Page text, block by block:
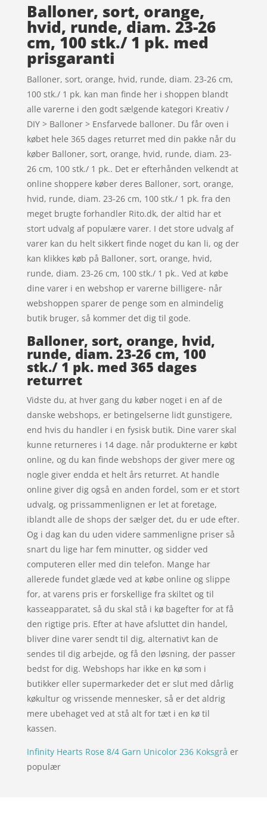
Balloner, sort, orange,
hvid, runde, diam. 23-26
cm, 100 stk./ 1 pk. med
prisgaranti
Balloner, sort, orange, hvid, runde, diam. 23-26 cm,
100 stk./ 1 pk. kan man finde her i shoppen blandt
alle varerne i den godt sælgende kategori Kreativ /
DIY > Balloner > Ensfarvede balloner. Du får oven i
købet hele 365 dages returret med din pakke når du
køber Balloner, sort, orange, hvid, runde, diam. 23-
26 cm, 100 stk./ 1 pk.. Det er efterhånden velkendt at
online shoppere køber deres Balloner, sort, orange,
hvid, runde, diam. 23-26 cm, 100 stk./ 1 pk. fra den
meget brugte forhandler Rito.dk, der altid har et
stort udvalg af populære varer. I det store udvalg af
varer kan du helt sikkert finde noget du kan li, og der
kan klikkes køb på Balloner, sort, orange, hvid,
runde, diam. 23-26 cm, 100 stk./ 1 pk.. Ved at købe
dine varer i en webshop er varerne billigere- når
webshoppen sparer de penge som en almindelig
butik bruger, så kommer det dig til gode.
Balloner, sort, orange, hvid,
runde, diam. 23-26 cm, 100
stk./ 1 pk. med 365 dages
returret
Vidste du, at hver gang du køber noget i en af de
danske webshops, er betingelserne lidt gunstigere,
end hvis du handler i en fysisk butik. Dine varer skal
kunne returneres i 14 dage. når produkterne er købt
online, og du kan finde webshops der giver mere og
nogle giver endda et helt års returret. At handle
online giver dig også en anden fordel, som er et stort
udvalg, og prissammenlignen er let at foretage,
iblandt alle de shops der sælger det, du er ude efter.
Og i dag kan du uden videre sammenligne priser så
snart du lige har fem minutter, og sidder ved
computeren eller med din telefon. Mange har
allerede fundet glæde ved at købe online og slippe
for, at varens pris er forskellige fra skiltet og til
kasseapparatet, så du skal stå i kø bagefter for at få
den rigtige pris. Efter at have afsluttet din handel,
bliver dine varer sendt til dig, alternativt kan de
sendes til dig arbejde, og få den løsning, der passer
bedst for dig. Webshops har ikke en kø som i
butikker eller supermarkeder det er slut med dårlig
køkultur og vrissende mennesker, så er det aldrig
mere ubehaget ved at stå alt for tæt i en kø til
kassen.
Infinity Hearts Rose 8/4 Garn Unicolor 236 Koksgrå er
populær